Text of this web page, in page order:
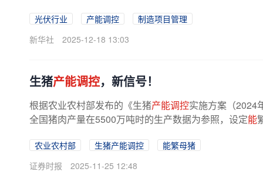
光伏行业 产能调控
制造项目管理
新华社
2025-12-18 13:03
生猪产能调控，新信号！
根据农业农村部发布的《生猪产能调控实施方案（2024
全国猪肉产量在5500万吨时的生产数据为参照，设定能
农业农村部 生猪产能调控
能繁母猪
证券时报
2025-11-25 12:48